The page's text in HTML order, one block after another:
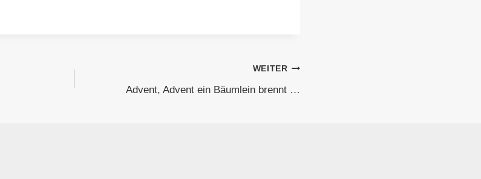
WEITER
Advent, Advent ein Bäumlein brennt …